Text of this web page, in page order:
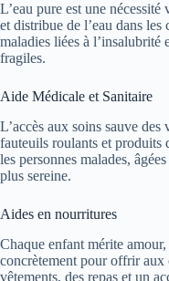
L’eau pure est une
et distribue de l’eau dans
maladies liées à l’insalubrité
fragiles.
Aide Médicale et Sanitaire
L’accès aux soins sauve
fauteuils roulants et produits
les personnes malades,
plus sereine.
Aides en nourritures
Chaque enfant mérite
concrètement pour offrir aux
vêtements, des repas et un